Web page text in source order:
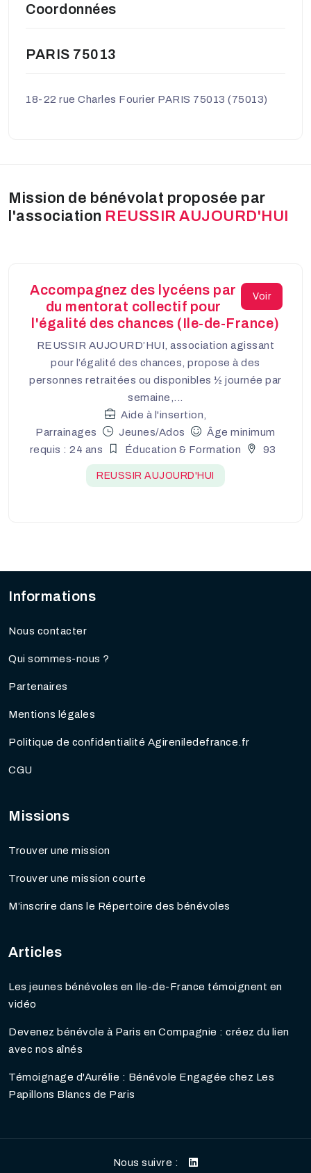
Coordonnées
PARIS 75013
18-22 rue Charles Fourier PARIS 75013 (75013)
Mission de bénévolat proposée par
l'association REUSSIR AUJOURD'HUI
Voir
Accompagnez des lycéens par
du mentorat collectif pour
l'égalité des chances (Ile-de-France)
REUSSIR AUJOURD’HUI, association agissant
pour l’égalité des chances, propose à des
personnes retraitées ou disponibles ½ journée par
semaine,...
Aide à l'insertion,
Parrainages
Jeunes/Ados
Âge minimum
requis : 24 ans
Éducation & Formation 93
REUSSIR AUJOURD'HUI
Informations
Nous contacter
Qui sommes-nous ?
Partenaires
Mentions légales
Politique de confidentialité Agireniledefrance.fr
CGU
Missions
Trouver une mission
Trouver une mission courte
M’inscrire dans le Répertoire des bénévoles
Articles
Les jeunes bénévoles en Ile-de-France témoignent en
vidéo
Devenez bénévole à Paris en Compagnie : créez du lien
avec nos aînés
Témoignage d'Aurélie : Bénévole Engagée chez Les
Papillons Blancs de Paris
Nous suivre :